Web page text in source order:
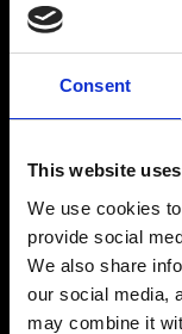
Consent
This website
We use cookies
provide social
We also share
our social media,
may combine it